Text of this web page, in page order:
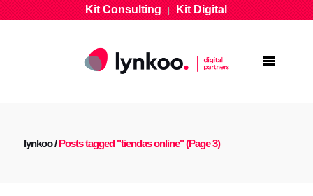
Kit Consulting|Kit Digital
lynkoo/Posts tagged "tiendas online"(Page 3)